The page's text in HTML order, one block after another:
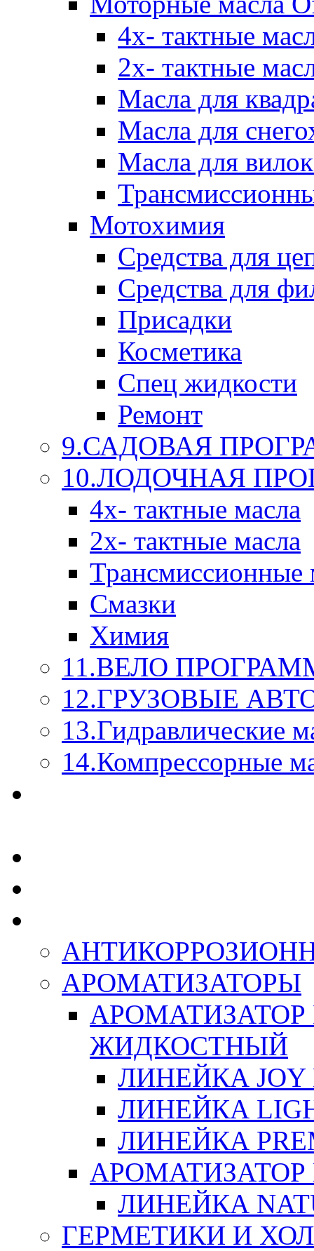
4х- тактные
2х- тактные
Масла для
Масла для
Масла для
Мотохимия
Средства для
Средства для
Присадки
Косметика
Спец жидкости
Ремонт
9.САДОВАЯ
10.ЛОДОЧНАЯ
4х- тактные масла
2х- тактные масла
Трансмиссионные
Смазки
Химия
11.ВЕЛО
12.ГРУЗОВЫЕ
13.Гидравлические
14.Компрессорные
АРОМАТИЗАТОРЫ
ЖИДКОСТНЫЙ
ЛИНЕЙКА JOY
ЛИНЕЙКА
ЛИНЕЙКА
ЛИНЕЙКА
ГЕРМЕТИКИ И